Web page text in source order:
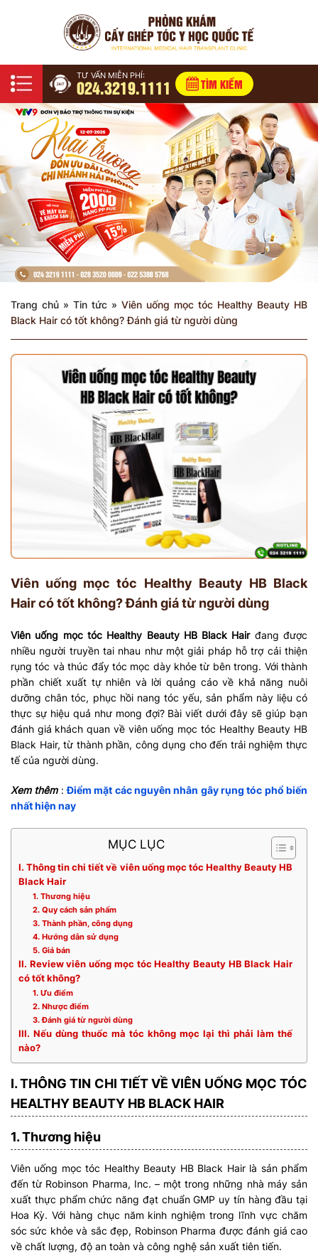
TƯ VẤN MIỄN PHÍ:
024.3219.1111 TÌM KIẾM
Trang chủ » Tin tức » Viên uống mọc tóc Healthy Beauty HB
Black Hair có tốt không? Đánh giá từ người dùng
Viên uống mọc tóc Healthy Beauty HB Black
Hair có tốt không? Đánh giá từ người dùng
Viên uống mọc tóc Healthy Beauty HB Black Hairđang được
nhiều người truyền tai nhau như một giải pháp hỗ trợ cải thiện
rụng tóc và thúc đẩy tóc mọc dày khỏe từ bên trong. Với thành
phần chiết xuất tự nhiên và lời quảng cáo về khả năng nuôi
dưỡng chân tóc, phục hồi nang tóc yếu, sản phẩm này liệu có
thực sự hiệu quả như mong đợi? Bài viết dưới đây sẽ giúp bạn
đánh giá khách quan về viên uống mọc tóc Healthy Beauty HB
Black Hair, từ thành phần, công dụng cho đến trải nghiệm thực
tế của người dùng.
Xem thêm:Điểm mặt các nguyên nhân gây rụng tóc phổ biến
nhất hiện nay
MỤC LỤC
I. Thông tin chi tiết về viên uống mọc tóc Healthy Beauty HB
Black Hair
1. Thương hiệu
2. Quy cách sản phẩm
3. Thành phần, công dụng
4. Hướng dẫn sử dụng
5. Giá bán
II. Review viên uống mọc tóc Healthy Beauty HB Black Hair
có tốt không?
1. Ưu điểm
2. Nhược điểm
3. Đánh giá từ người dùng
III. Nếu dùng thuốc mà tóc không mọc lại thì phải làm thế
nào?
I. THÔNG TIN CHI TIẾT VỀ VIÊN UỐNG MỌC TÓC
HEALTHY BEAUTY HB BLACK HAIR
1. Thương hiệu
Viên uống mọc tóc Healthy Beauty HB Black Hair là sản phẩm
đến từ Robinson Pharma, Inc. – một trong những nhà máy sản
xuất thực phẩm chức năng đạt chuẩn GMP uy tín hàng đầu tại
Hoa Kỳ. Với hàng chục năm kinh nghiệm trong lĩnh vực chăm
sóc sức khỏe và sắc đẹp, Robinson Pharma được đánh giá cao
về chất lượng, độ an toàn và công nghệ sản xuất tiên tiến.